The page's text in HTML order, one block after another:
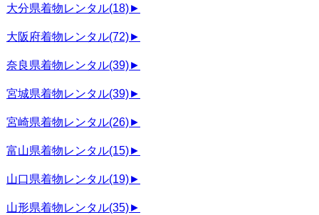
大分県着物レンタル(18)►
大阪府着物レンタル(72)►
奈良県着物レンタル(39)►
宮城県着物レンタル(39)►
宮崎県着物レンタル(26)►
富山県着物レンタル(15)►
山口県着物レンタル(19)►
山形県着物レンタル(35)►